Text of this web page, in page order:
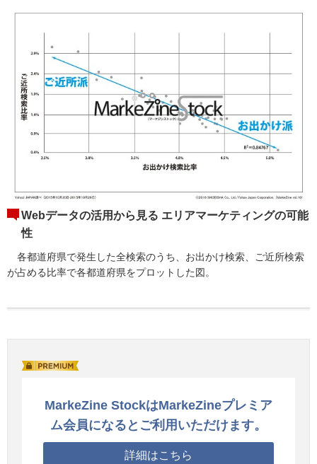
Webデータの活用から見る エリアマーケティングの可能
性
各都道府県で発生した全検索のうち、お出かけ検索、ご近所検索
が占める比率で各都道府県をプロットした図。
MarkeZine StockはMarkeZineプレミア
ム会員になるとご利用いただけます。
詳細はこちら